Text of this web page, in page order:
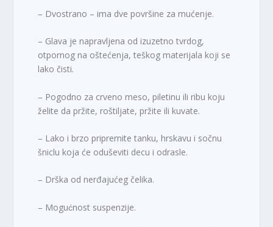
– Dvostrano – ima dve površine za mućenje.
– Glava je napravljena od izuzetno tvrdog,
otpornog na oštećenja, teškog materijala koji se
lako čisti.
– Pogodno za crveno meso, piletinu ili ribu koju
želite da pržite, roštiljate, pržite ili kuvate.
– Lako i brzo pripremite tanku, hrskavu i sočnu
šniclu koja će oduševiti decu i odrasle.
– Drška od nerđajućeg čelika.
– Mogućnost suspenzije.